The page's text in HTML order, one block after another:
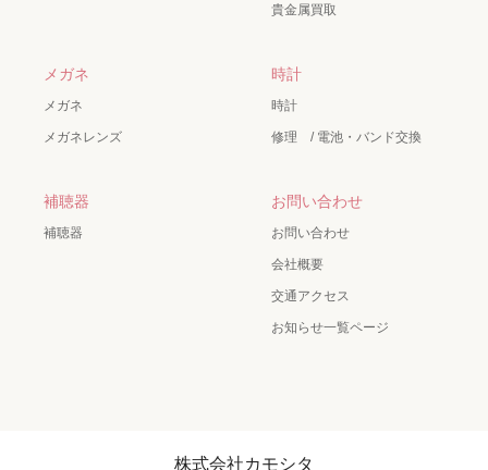
貴金属買取
メガネ
メガネ
メガネレンズ
時計
時計
修理 / 電池・バンド交換
補聴器
補聴器
お問い合わせ
お問い合わせ
会社概要
交通アクセス
お知らせ一覧ページ
株式会社カモシタ